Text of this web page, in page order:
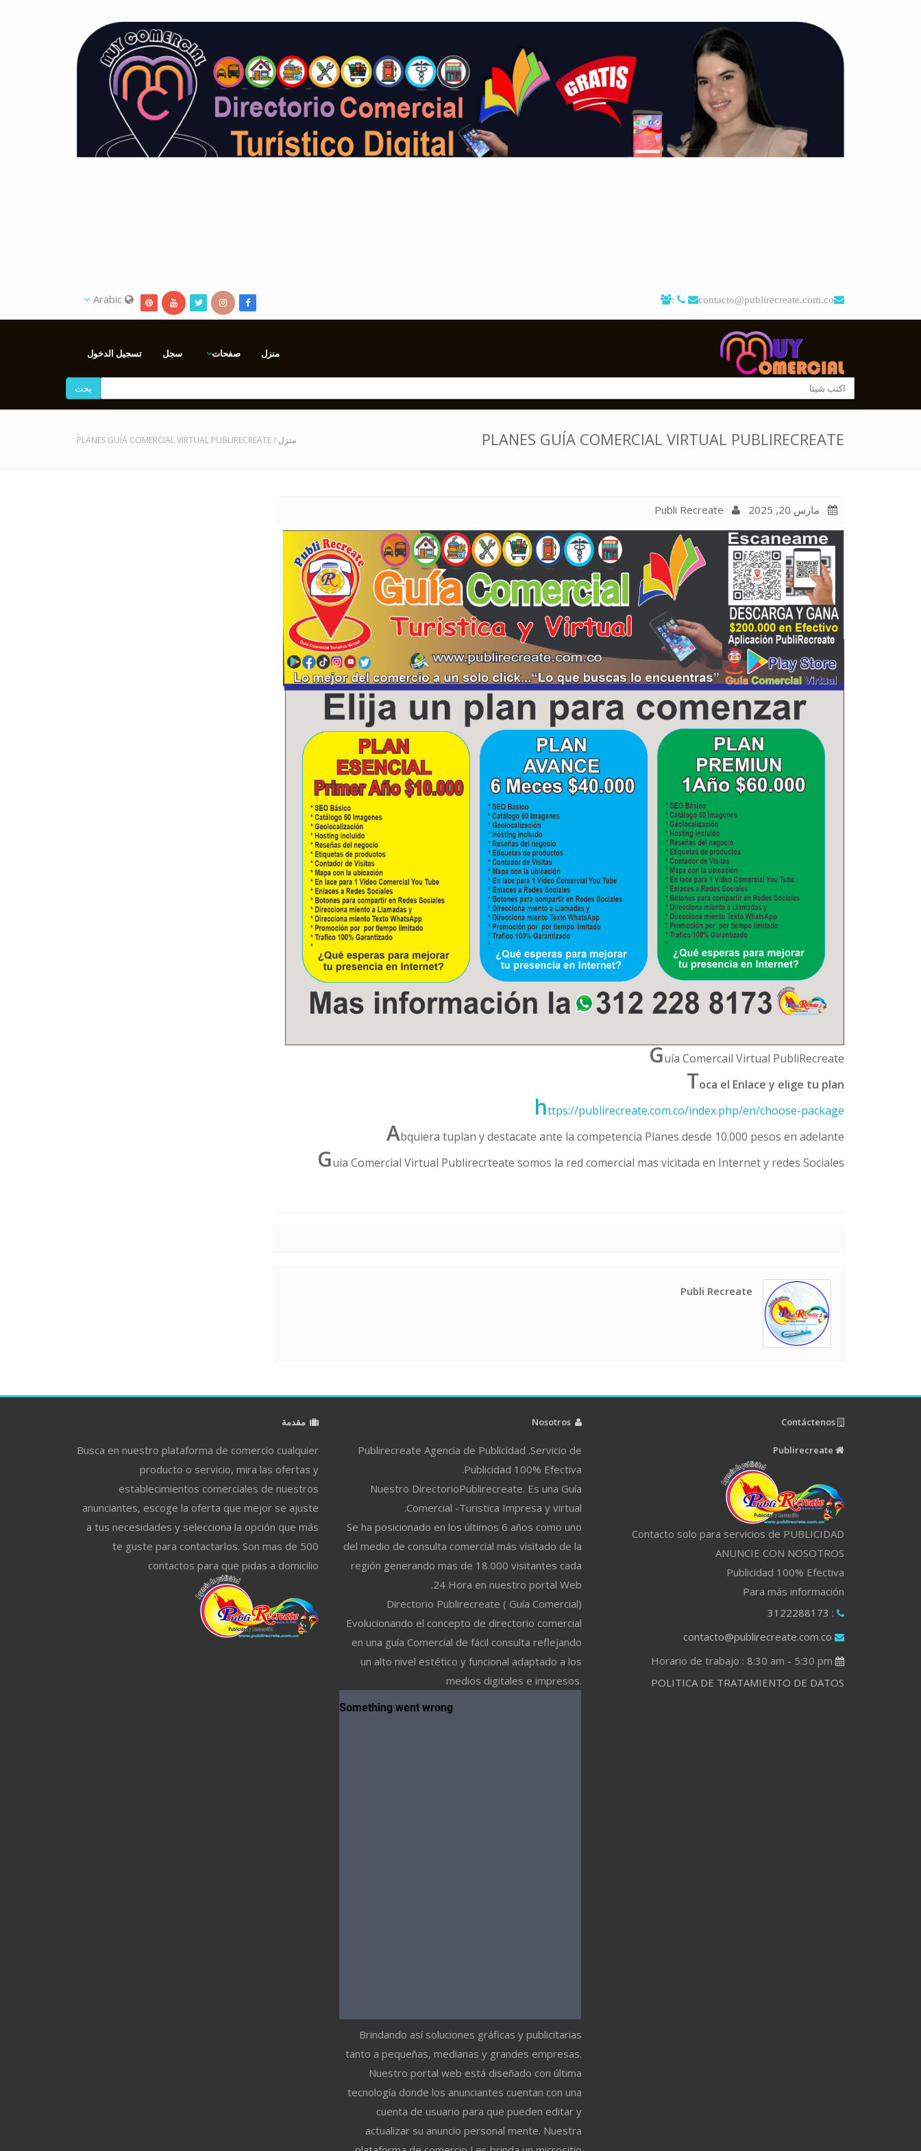
contacto@publirecreate.com.co
:
منزل صفحات سجل تسجيل الدخول
بحث
PLANES GUÍA COMERCIAL VIRTUAL PUBLIRECREATE منزل / PLANES GUÍA COMERCIAL VIRTUAL PUBLIRECREATE
مارس 20, 2025
Guía Comercail Virtual PubliRecreate
Toca el Enlace y elige tu plan
https://publirecreate.com.co/index.php/en/choose-package
Abquiera tuplan y destacate ante la competencia Planes desde 10.000 pesos en adelante
Guia Comercial Virtual Publirecrteate somos la red comercial mas vicitada en Internet y redes Sociales
Publi Recreate
Contacto solo para servicios de PUBLICIDAD
ANUNCIE CON NOSOTROS
Publicidad 100% Efectiva
Para más información
: 3122288173
contacto@publirecreate.com.co
POLITICA DE TRATAMIENTO DE DATOS
Nosotros
Publirecreate Agencia de Publicidad .Servicio de
Publicidad 100% Efectiva.
Nuestro DirectorioPublirecreate. Es una Guía
Comercial -Turistica Impresa y virtual.
Se ha posicionado en los últimos 6 años como uno
del medio de consulta comercial más visitado de la
región generando mas de 18.000 visitantes cada
24 Hora en nuestro portal Web.
Directorio Publirecreate ( Guía Comercial)
Evolucionando el concepto de directorio comercial
en una guía Comercial de fácil consulta reflejando
un alto nivel estético y funcional adaptado a los
medios digitales e impresos.
Brindando así soluciones gráficas y publicitarias
tanto a pequeñas, medianas y grandes empresas.
Nuestro portal web está diseñado con última
tecnología donde los anunciantes cuentan con una
cuenta de usuario para que pueden editar y
actualizar su anuncio personal mente. Nuestra
مقدمة
Busca en nuestro plataforma de comercio cualquier
producto o servicio, mira las ofertas y
establecimientos comerciales de nuestros
anunciantes, escoge la oferta que mejor se ajuste
a tus necesidades y selecciona la opción que más
te guste para contactarlos. Son mas de 500
contactos para que pidas a domicilio